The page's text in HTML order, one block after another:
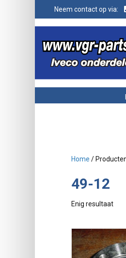
Neem contact op via:
Home /
49-12
Enig resultaat